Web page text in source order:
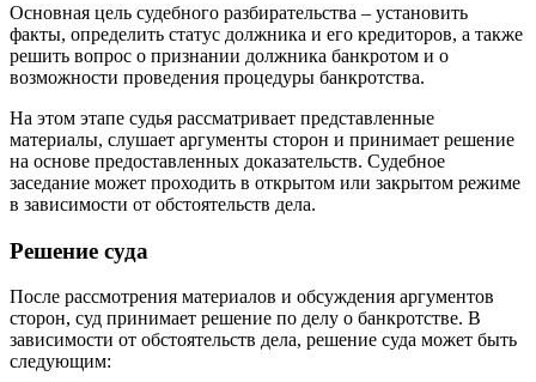
Основная цель судебного разбирательства – установить
факты, определить статус должника и его кредиторов, а также
решить вопрос о признании должника банкротом и о
возможности проведения процедуры банкротства.
На этом этапе судья рассматривает представленные
материалы, слушает аргументы сторон и принимает решение
на основе предоставленных доказательств. Судебное
заседание может проходить в открытом или закрытом режиме
в зависимости от обстоятельств дела.
Решение суда
После рассмотрения материалов и обсуждения аргументов
сторон, суд принимает решение по делу о банкротстве. В
зависимости от обстоятельств дела, решение суда может быть
следующим: